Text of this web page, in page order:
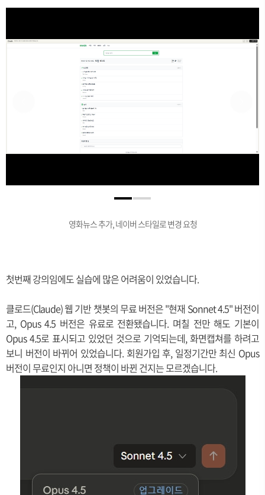
영화뉴스 추가, 네이버 스타일로 변경 요청
첫번째 강의임에도 실습에 많은 어려움이 있었습니다.
클로드(Claude) 웹 기반 챗봇의 무료 버전은 "현재 Sonnet 4.5" 버전이
고, Opus 4.5 버전은 유료로 전환됐습니다. 며칠 전만 해도 기본이
Opus 4.5로 표시되고 있었던 것으로 기억되는데, 화면캡쳐를 하려고
보니 버전이 바뀌어 있었습니다. 회원가입 후, 일정기간만 최신 Opus
버전이 무료인지 아니면 정책이 바뀐 건지는 모르겠습니다.